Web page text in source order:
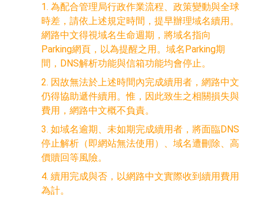
1. 為配合管理局行政作業流程、政策變動與全球
時差，請依上述規定時間，提早辦理域名續用。
網路中文得視域名生命週期，將域名指向
Parking網頁，以為提醒之用。域名Parking期
間，DNS解析功能與信箱功能均會停止。
2. 因故無法於上述時間內完成續用者，網路中文
仍得協助遞件續用。惟，因此致生之相關損失與
費用，網路中文概不負責。
3. 如域名逾期、未如期完成續用者，將面臨DNS
停止解析（即網站無法使用）、域名遭刪除、高
價贖回等風險。
4. 續用完成與否，以網路中文實際收到續用費用
為計。